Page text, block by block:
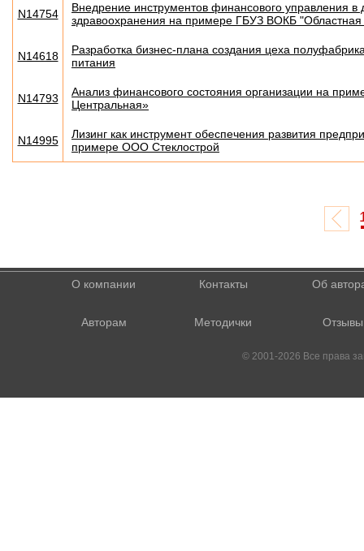
N14754
Внедрение инструментов финансового управления в
здравоохранения на примере ГБУЗ ВОКБ "Областная
N14618
Разработка бизнес-плана создания цеха
питания
N14793
Анализ финансового состояния организации на
Центральная»
N14995
Лизинг как инструмент обеспечения развития
примере ООО Стеклострой
О компании Контакты Об
Авторам Методички Отзывы
© 2001-2026 Все права